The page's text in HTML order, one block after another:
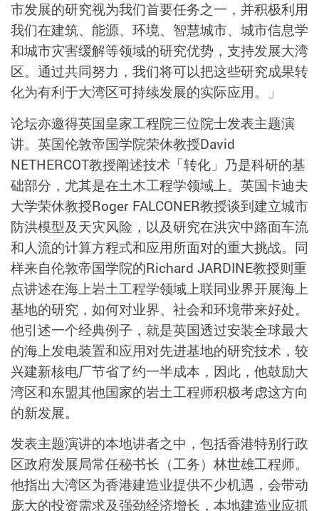
市发展的研究视为我们首要任务之一，并积极利用
我们在建筑、能源、环境、智慧城市、城市信息学
和城市灾害缓解等领域的研究优势，支持发展大湾
区。通过共同努力，我们将可以把这些研究成果转
化为有利于大湾区可持续发展的实际应用。」
论坛亦邀得英国皇家工程院三位院士发表主题演
讲。英国伦敦帝国学院荣休教授David
NETHERCOT教授阐述技术「转化」乃是科研的基
础部分，尤其是在土木工程学领域上。英国卡迪夫
大学荣休教授Roger FALCONER教授谈到建立城市
防洪模型及天灾风险，以及研究在洪灾中路面车流
和人流的计算方程式和应用所面对的重大挑战。同
样来自伦敦帝国学院的Richard JARDINE教授则重
点讲述在海上岩土工程学领域上联同业界开展海上
基地的研究，如何对业界、社会和环境带来好处。
他引述一个经典例子，就是英国透过安装全球最大
的海上发电装置和应用对先进基地的研究技术，较
兴建新核电厂节省了约一半成本，因此，他鼓励大
湾区和东盟其他国家的岩土工程师积极考虑这方向
的新发展。
发表主题演讲的本地讲者之中，包括香港特别行政
区政府发展局常任秘书长（工务）林世雄工程师。
他指出大湾区为香港建造业提供不少机遇，会带动
庞大的投资需求及强劲经济增长，本地建造业应抓